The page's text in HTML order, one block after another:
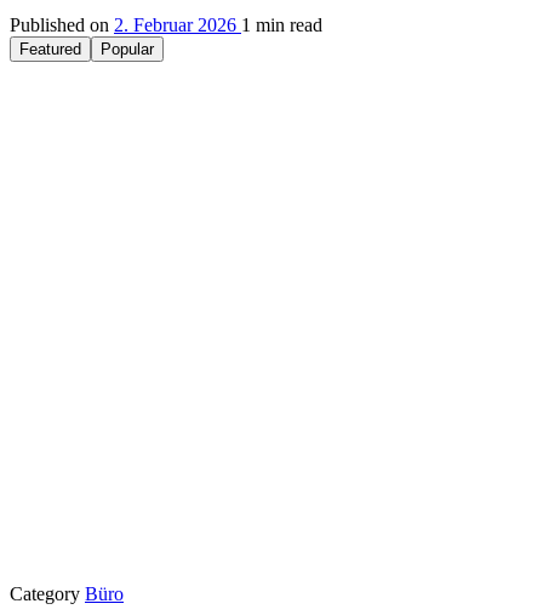
Published on 2. Februar 2026 1 min read
Featured Popular
Category Büro